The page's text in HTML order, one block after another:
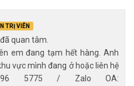
TRỊ VIÊN
quan tâm.
em đang tạm hết hàng. Anh
vực mình đang ở hoặc liên hệ
5775 / Zalo OA: